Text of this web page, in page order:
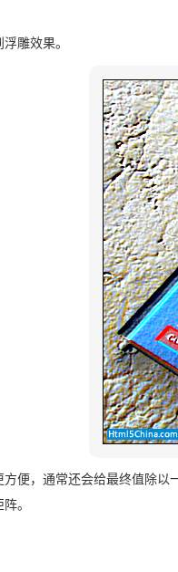
雕效果。
便，通常还会给最终值除以
阵。